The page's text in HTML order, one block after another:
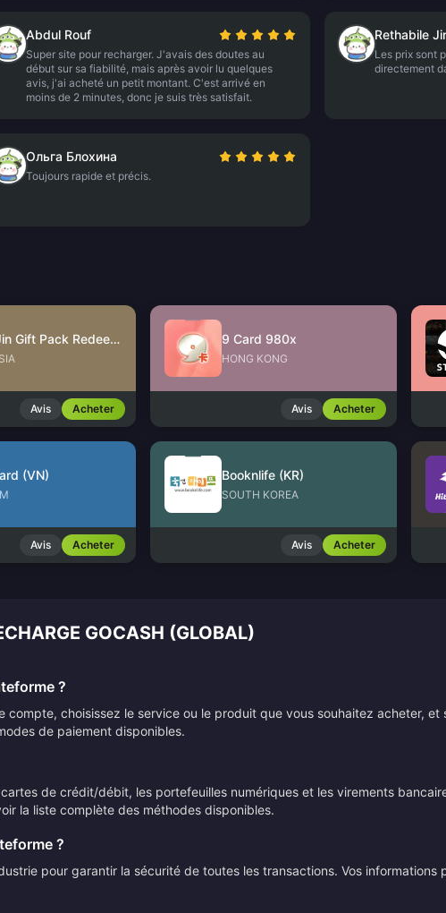
Abdul Rouf
Super site pour recharger. J'avais des doutes au
début sur sa fiabilité, mais après avoir lu quelques
avis, j'ai acheté un petit montant. C'est arrivé en
moins de 2 minutes, donc je suis très satisfait.
Rethabile
Les prix sont
directement
Ольга Блохина
Toujours rapide et précis.
JinJinJin Gift Pack Redeem Code
Avis Acheter
9 Card 980x
HONG KONG
Avis Acheter
(VN)
Avis Acheter
Booknlife (KR)
SOUTH KOREA
Avis Acheter
GOCASH (GLOBAL)
?
choisissez le service ou le produit que vous souhaitez acheter, et
de paiement disponibles.
de crédit/débit, les portefeuilles numériques et les virements
la liste complète des méthodes disponibles.
?
pour garantir la sécurité de toutes les transactions. Vos informations